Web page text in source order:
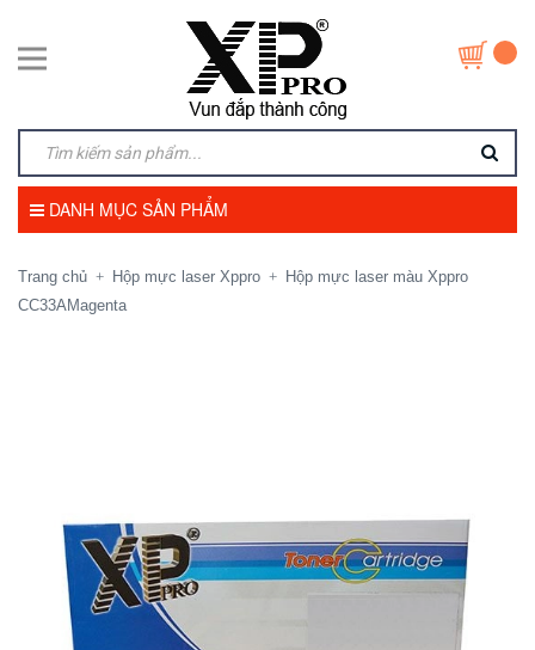
DANH MỤC SẢN PHẨM
Trang chủ + Hộp mực laser Xppro +
Hộp mực laser màu Xppro
CC33AMagenta